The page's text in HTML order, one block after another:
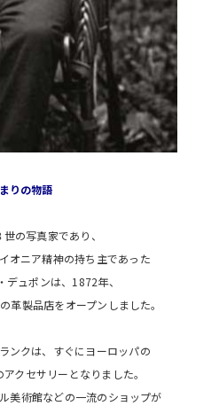
りの物語
の写真家であり、
オニア精神の持ち主であった
デュポンは、1872年、
革製品店をオープンしました。
ンクは、すぐにヨーロッパの
クセサリーとなりました。
美術館などの一流のショップが